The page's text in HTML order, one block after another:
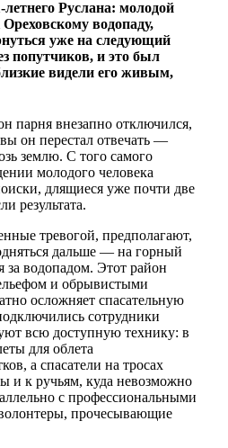
летнего Руслана: молодой
водопаду,
уже на следующий
попутчиков, и это был
видели его живым,
парня внезапно отключился,
он перестал отвечать —
землю. С того самого
молодого человека
длящиеся уже почти две
результата.
тревогой, предполагают,
дальше — на горный
за водопадом. Этот район
и обрывистыми
осложняет спасательную
сотрудники
всю доступную технику: в
для облета
а спасатели на тросах
и к ручьям, куда невозможно
с профессиональными
прочесывающие